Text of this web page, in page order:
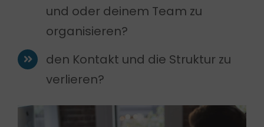
und oder deinem Team zu
organisieren?
den Kontakt und die Struktur zu
verlieren?